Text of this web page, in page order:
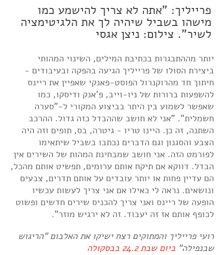
פרייליך: "אתה לא צריך להישמע כמו
מישהו בשביל שיהיה לך את הלגיטימציה
לשיר". צילום: ניצן אגסי
יותר מההתבגרות בכתיבת המילים, השינוי המהותי
ביצירת הסולו של פרייליך הגיעה בהפקה ובעיבודים -
חיתוך חד מהרוקנרול הפוסט-פאנקי שאפיין את ריינס
להשפעות ברורות של ניו-וייב, פ'אנק ודיסקו, כמו
שאפשר לשמוע בין היתר בביצוע המקורי ל-"סערה
חשמלית". "אני לא חושב שההבדל כזה גדול. ההרכב
השתנה, זה כן. היינו טריו - גיטרה, בס, תופים וזה היה
הצבע והסגנון וגם הדברים נכתבו בשביל שיתאימו
לפורמט הזה. אני חושב שמבחינת המהות של השירים אין
הבדל. דווקא אם תיקח אותם ערומים, תפשיט אותם מהכל,
הם עדיין פחות או יותר עובדים על אותם תדרים, צבעים
ונושאים. נראה לי כאילו אם אני צריך לעשות עכשיו
הופעה של ריינס ואני צריך להכניס שירים חדשים ופשוט
לכופף אותם אז זה יעבוד. זה לא ירגיש מוזר".
רועי פרייליך והמתוקים רצח ישיקו את האלבום "הריגוש
שבנפילה" ביום שבת 24.2 בבסקולה